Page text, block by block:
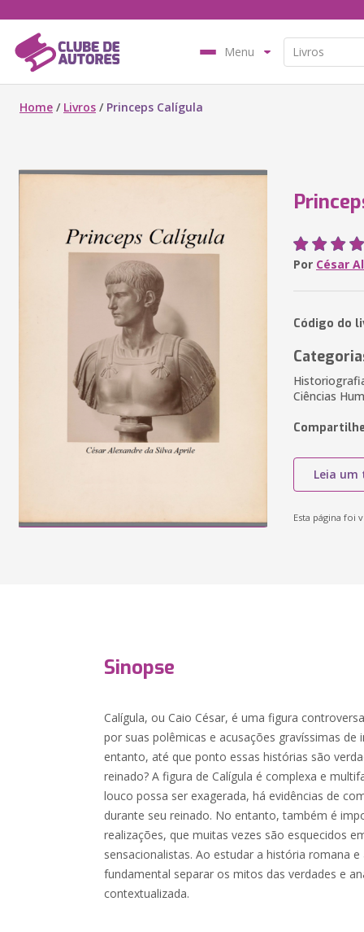
Menu
Home / Livros / Princeps Calígula
Por César
Código do
Ciências
Leia um
Esta página foi
Sinopse
Calígula, ou Caio César, é uma figura
por suas polêmicas e acusações gravíssimas
entanto, até que ponto essas histórias são
reinado? A figura de Calígula é complexa e
louco possa ser exagerada, há evidências de
durante seu reinado. No entanto, também é
realizações, que muitas vezes são esquecidos
sensacionalistas. Ao estudar a história romana e
fundamental separar os mitos das verdades e
contextualizada.